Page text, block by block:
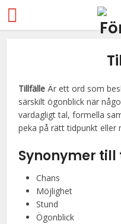
Tillfälle Är ett ord som
särskilt ögonblick när
vardagligt tal, formella
peka på rätt tidpunkt eller
Synonymer
Chans
Möjlighet
Stund
Ögonblick